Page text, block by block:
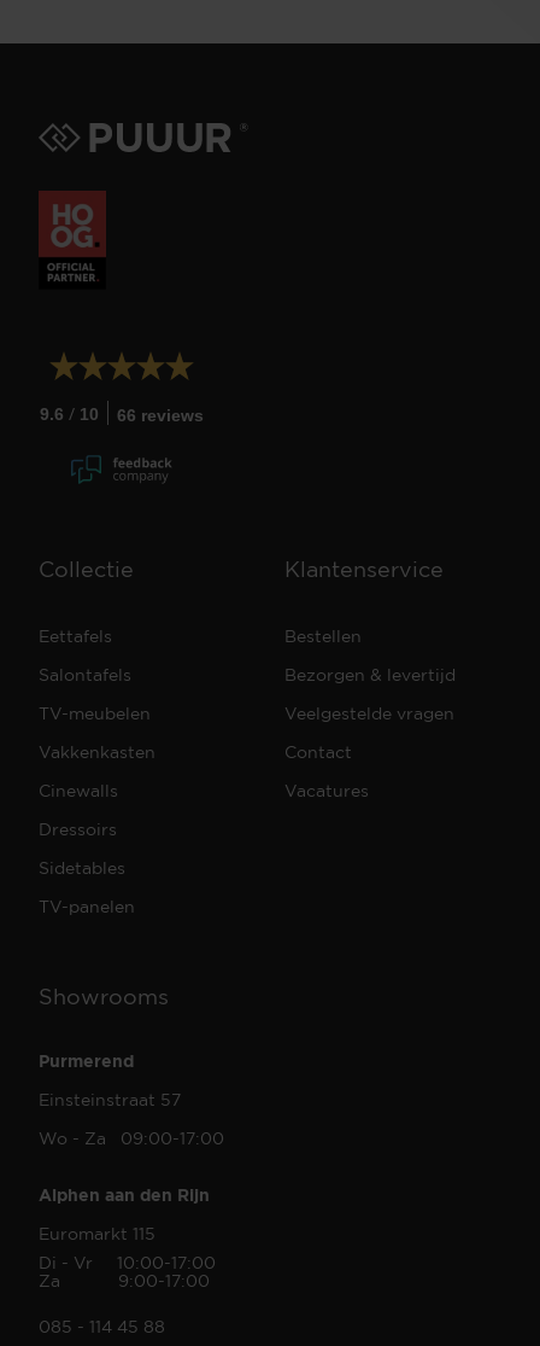
9.6 / 10 66 reviews
Collectie
Eettafels
Salontafels
TV-meubelen
Vakkenkasten
Cinewalls
Dressoirs
Sidetables
TV-panelen
Klantenservice
Bestellen
Bezorgen & levertijd
Veelgestelde vragen
Contact
Vacatures
Showrooms
Purmerend
Einsteinstraat 57
Wo - Za 09:00-17:00
Alphen aan den Rijn
Euromarkt 115
Di - Vr 10:00-17:00
Za 9:00-17:00
085 - 114 45 88